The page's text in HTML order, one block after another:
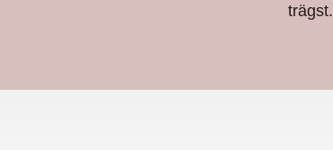
trägst.